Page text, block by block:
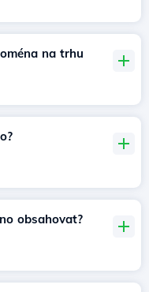
na trhu
obsahovat?